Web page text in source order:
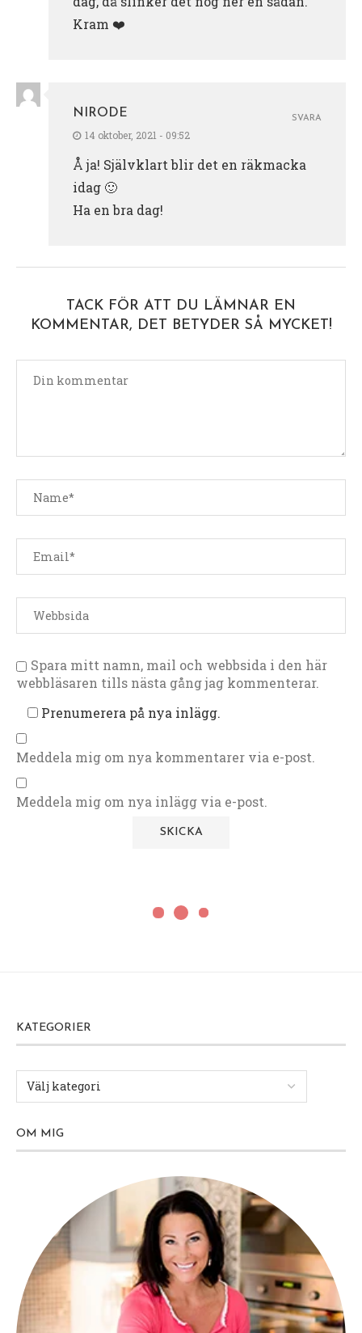
Kram ❤️
NIRODE
14 oktober, 2021 - 09:52
Å ja! Självklart blir det en räkmacka
idag 🙂
Ha en bra dag!
SVARA
TACK FÖR ATT DU LÄMNAR EN
KOMMENTAR, DET BETYDER SÅ MYCKET!
Spara mitt namn, mail och webbsida i den här
webbläsaren tills nästa gång jag kommenterar.
Prenumerera på nya inlägg.
Meddela mig om nya kommentarer via e-post.
Meddela mig om nya inlägg via e-post.
KATEGORIER
OM MIG